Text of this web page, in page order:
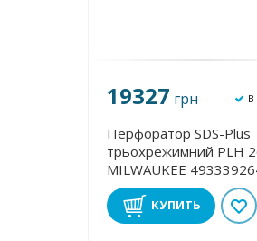
19327 грн В
Перфоратор SDS-Plus
трьохрежимний PLH
MILWAUKEE
КУПИТЬ